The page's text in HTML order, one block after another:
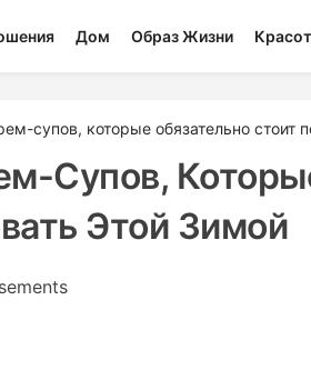
Дом Образ Жизни
супов, которые обязательно стоит
Супов,
Этой Зимой